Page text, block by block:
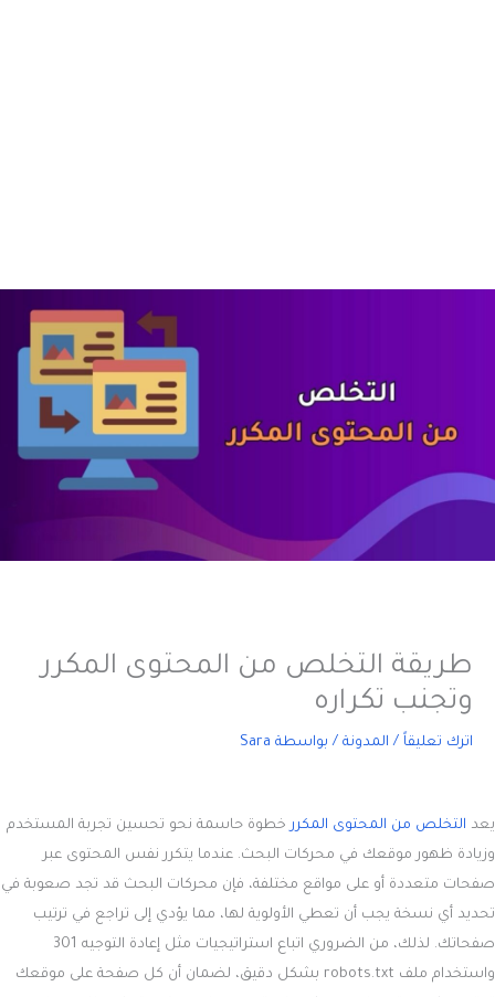
طريقة التخلص من المحتوى المكرر
وتجنب تكراره
اترك تعليقاً / المدونة / بواسطة Sara
يعد التخلص من المحتوى المكرر خطوة حاسمة نحو تحسين تجربة المستخدم
وزيادة ظهور موقعك في محركات البحث. عندما يتكرر نفس المحتوى عبر
صفحات متعددة أو على مواقع مختلفة، فإن محركات البحث قد تجد صعوبة في
تحديد أي نسخة يجب أن تعطي الأولوية لها، مما يؤدي إلى تراجع في ترتيب
صفحاتك. لذلك، من الضروري اتباع استراتيجيات مثل إعادة التوجيه 301
واستخدام ملف robots.txt بشكل دقيق، لضمان أن كل صفحة على موقعك